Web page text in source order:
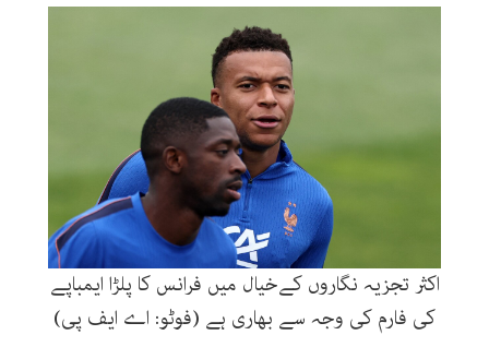
اکثر تجزیہ نگاروں کےخیال میں فرانس کا پلڑا ایمباپے
کی فارم کی وجہ سے بھاری ہے (فوٹو: اے ایف پی)